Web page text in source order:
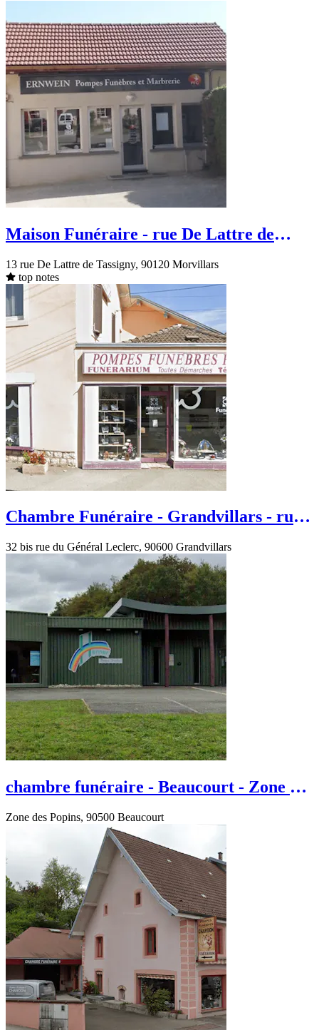
Maison Funéraire - rue De Lattre de
13 rue De Lattre de Tassigny, 90120 Morvillars
top notes
Chambre Funéraire - Grandvillars - rue
32 bis rue du Général Leclerc, 90600 Grandvillars
chambre funéraire - Beaucourt - Zone des
Zone des Popins, 90500 Beaucourt